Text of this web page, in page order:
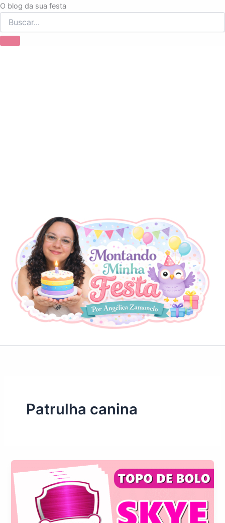
O blog da sua festa
Ir
para
o
Patrulha canina